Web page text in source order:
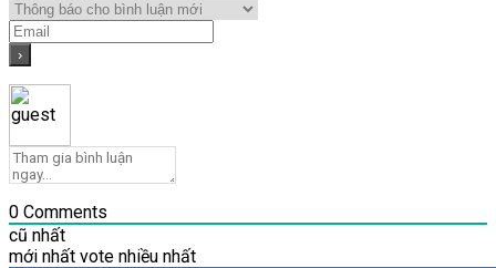
0 Comments
cũ nhất
mới nhất vote nhiều nhất